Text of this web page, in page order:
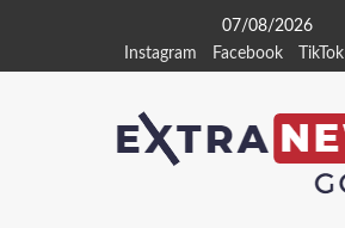
07/08/2026
Instagram
Facebook TikTok